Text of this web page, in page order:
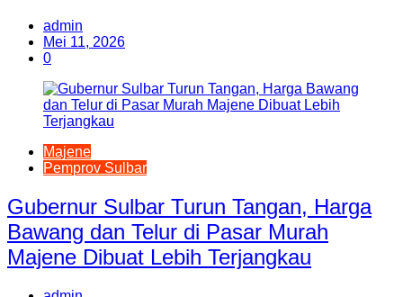
admin
Mei 11, 2026
0
Majene
Pemprov Sulbar
Gubernur Sulbar Turun Tangan, Harga
Bawang dan Telur di Pasar Murah
Majene Dibuat Lebih Terjangkau